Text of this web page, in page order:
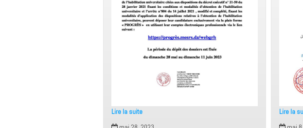
Lire la suite
Annonce
Lire la
إعلان